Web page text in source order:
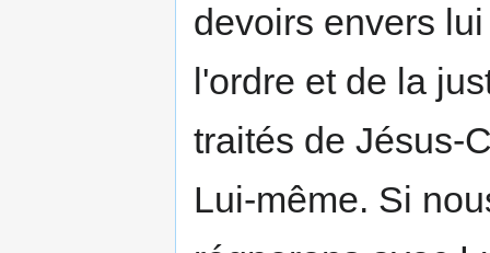
devoirs envers
l'ordre et de la
traités de Jésus-
Lui-même. Si